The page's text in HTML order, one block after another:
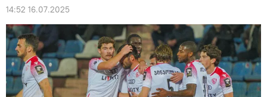
14:52 16.07.2025